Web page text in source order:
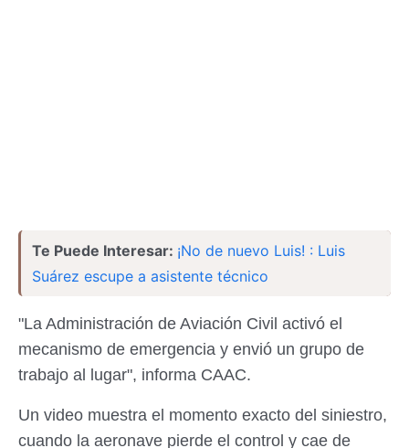
Te Puede Interesar: ¡No de nuevo Luis! : Luis
Suárez escupe a asistente técnico
"La Administración de Aviación Civil activó el
mecanismo de emergencia y envió un grupo de
trabajo al lugar", informa CAAC.
Un video muestra el momento exacto del siniestro,
cuando la aeronave pierde el control y cae de